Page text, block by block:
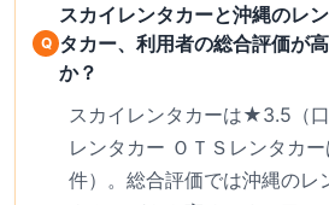
スカイレンタカーと沖縄のレ
タカー、利用者の総合評価が
か？
スカイレンタカーは★3.5（
レンタカー ＯＴＳレンタカ
件）。総合評価では沖縄のレ